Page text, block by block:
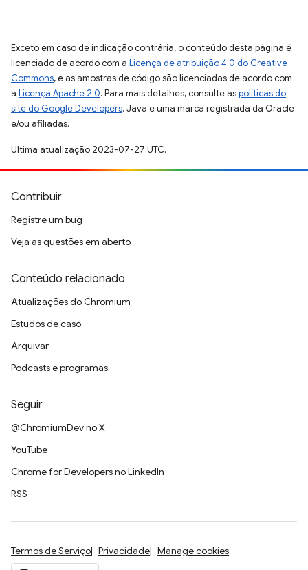
Exceto em caso de indicação contrária, o conteúdo desta página é
licenciado de acordo com a Licença de atribuição 4.0 do Creative
Commons, e as amostras de código são licenciadas de acordo com
a Licença Apache 2.0. Para mais detalhes, consulte aspolíticas do
site do Google Developers. Java é uma marca registrada da Oracle
e/ou afiliadas.
Última atualização 2023-07-27 UTC.
Contribuir
Registre um bug
Veja as questões em aberto
Conteúdo relacionado
Atualizações do Chromium
Estudos de caso
Arquivar
Podcasts e programas
Seguir
@ChromiumDev no X
YouTube
Chrome for Developers no LinkedIn
RSS
Termos de Serviço Privacidade Manage cookies